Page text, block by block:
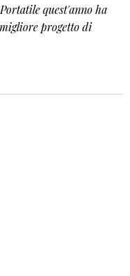
quest'anno ha
progetto di